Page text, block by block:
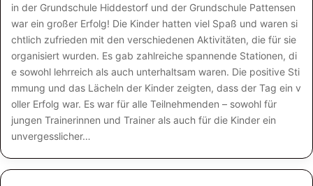
in der Grundschule Hiddestorf und der Grundschule Pattensen
war ein großer Erfolg! Die Kinder hatten viel Spaß und waren si
chtlich zufrieden mit den verschiedenen Aktivitäten, die für sie
organisiert wurden. Es gab zahlreiche spannende Stationen, di
e sowohl lehrreich als auch unterhaltsam waren. Die positive Sti
mmung und das Lächeln der Kinder zeigten, dass der Tag ein v
oller Erfolg war. Es war für alle Teilnehmenden – sowohl für
jungen Trainerinnen und Trainer als auch für die Kinder ein
unvergesslicher…